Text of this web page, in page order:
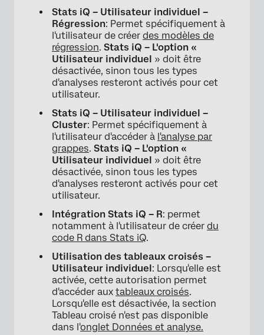
Stats iQ – Utilisateur individuel –
Régression: Permet spécifiquement à
l'utilisateur de créer des modèles de
régression. Stats iQ – L'option «
Utilisateur individuel » doit être
désactivée, sinon tous les types
d'analyses resteront activés pour cet
utilisateur.
Stats iQ – Utilisateur individuel –
Cluster: Permet spécifiquement à
l'utilisateur d'accéder à l'analyse par
grappes. Stats iQ – L'option «
Utilisateur individuel » doit être
désactivée, sinon tous les types
d'analyses resteront activés pour cet
utilisateur.
Intégration Stats iQ – R: permet
notamment à l'utilisateur de créer du
code R dans Stats iQ.
Utilisation des tableaux croisés –
Utilisateur individuel: Lorsqu'elle est
activée, cette autorisation permet
d'accéder aux tableaux croisés.
Lorsqu'elle est désactivée, la section
Tableau croisé n'est pas disponible
dans l'onglet Données et analyse.